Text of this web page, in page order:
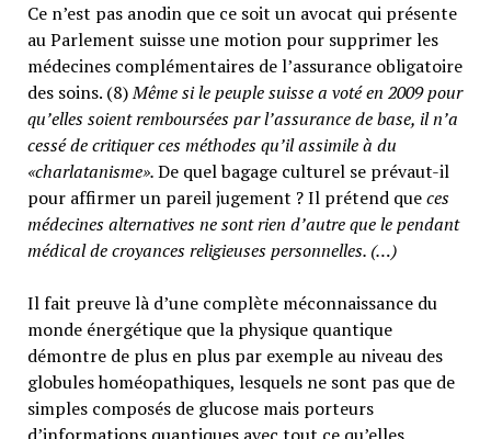
Ce n’est pas anodin que ce soit un avocat qui présente
au Parlement suisse une motion pour supprimer les
médecines complémentaires de l’assurance obligatoire
des soins. (8)Même si le peuple suisse a voté en 2009 pour
qu’elles soient remboursées par l’assurance de base, il n’a
cessé de critiquer ces méthodes qu’il assimile à du
«charlatanisme».De quel bagage culturel se prévaut-il
pour affirmer un pareil jugement ? Il prétend queces
médecines alternatives ne sont rien d’autre que le pendant
médical de croyances religieuses personnelles. (…)
Il fait preuve là d’une complète méconnaissance du
monde énergétique que la physique quantique
démontre de plus en plus par exemple au niveau des
globules homéopathiques, lesquels ne sont pas que de
simples composés de glucose mais porteurs